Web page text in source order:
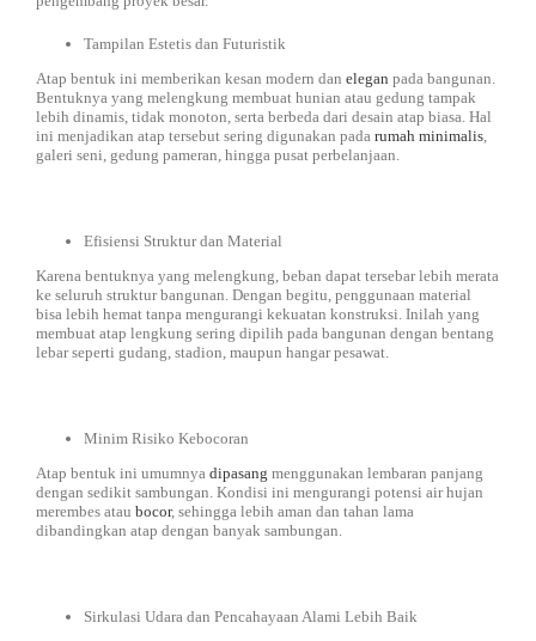
Tampilan Estetis dan Futuristik
Atap bentuk ini memberikan kesan modern dan elegan pada bangunan.
Bentuknya yang melengkung membuat hunian atau gedung tampak
lebih dinamis, tidak monoton, serta berbeda dari desain atap biasa. Hal
ini menjadikan atap tersebut sering digunakan pada rumah minimalis,
galeri seni, gedung pameran, hingga pusat perbelanjaan.
Efisiensi Struktur dan Material
Karena bentuknya yang melengkung, beban dapat tersebar lebih merata
ke seluruh struktur bangunan. Dengan begitu, penggunaan material
bisa lebih hemat tanpa mengurangi kekuatan konstruksi. Inilah yang
membuat atap lengkung sering dipilih pada bangunan dengan bentang
lebar seperti gudang, stadion, maupun hangar pesawat.
Minim Risiko Kebocoran
Atap bentuk ini umumnya dipasang menggunakan lembaran panjang
dengan sedikit sambungan. Kondisi ini mengurangi potensi air hujan
merembes atau bocor, sehingga lebih aman dan tahan lama
dibandingkan atap dengan banyak sambungan.
Sirkulasi Udara dan Pencahayaan Alami Lebih Baik